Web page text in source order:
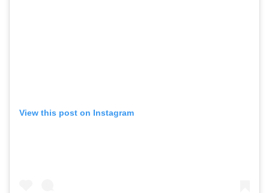
View this post on Instagram